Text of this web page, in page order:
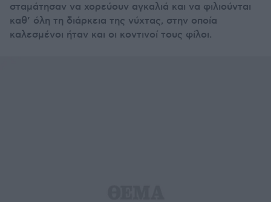
σταμάτησαν να χορεύουν αγκαλιά και να φιλιούνται
καθ’ όλη τη διάρκεια της νύχτας, στην οποία
καλεσμένοι ήταν και οι κοντινοί τους φίλοι.